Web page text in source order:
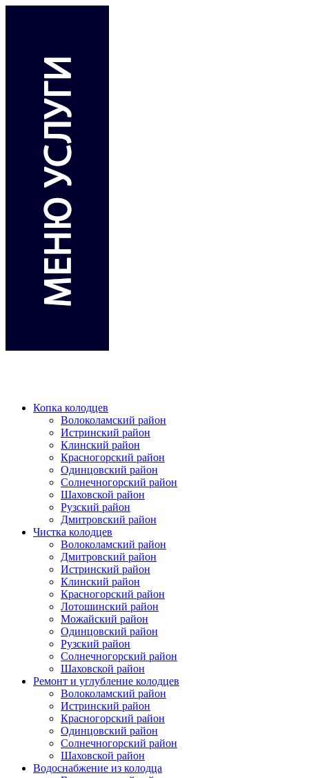
Копка колодцев
Волоколамский район
Истринский район
Клинский район
Красногорский район
Одинцовский район
Солнечногорский район
Шаховской район
Рузский район
Дмитровский район
Чистка колодцев
Волоколамский район
Дмитровский район
Истринский район
Клинский район
Красногорский район
Лотошинский район
Можайский район
Одинцовский район
Рузский район
Солнечногорский район
Шаховской район
Ремонт и углубление колодцев
Волоколамский район
Истринский район
Красногорский район
Одинцовский район
Солнечногорский район
Шаховской район
Водоснабжение из колодца